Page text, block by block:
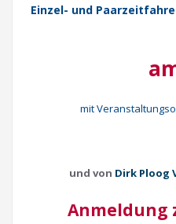
Einzel- und
mit
und von Dirk Ploog
Anmeldung